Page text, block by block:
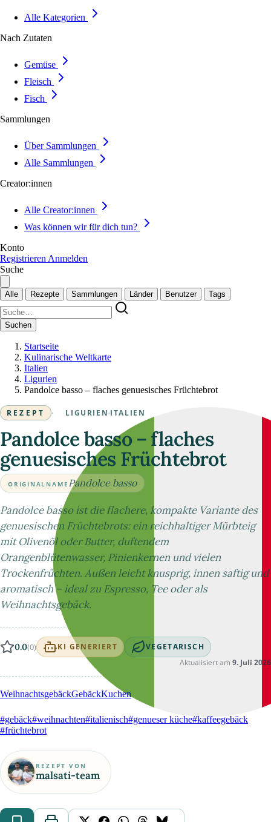
Alle Kategorien
Nach Zutaten
Gemüse
Fleisch
Fisch
Sammlungen
Über Sammlungen
Alle Sammlungen
Creator:innen
Alle Creator:innen
Was können wir für dich tun?
Konto
Registrieren Anmelden
Suche
Alle Rezepte Sammlungen Länder Benutzer Tags
Suchen
Startseite
Kulinarische Weltkarte
Italien
Ligurien
Pandolce basso – flaches genuesisches Früchtebrot
REZEPT · LIGURIEN ·ITALIEN
Pandolce basso – flaches
genuesisches Früchtebrot
ORIGINALNAME Pandolce basso
Pandolce basso ist die flachere, kompakte Variante des
genuesischen Früchtebrots: ein reichhaltiger Mürbteig
mit Olivenöl oder Butter, duftendem
Orangenblütenwasser, Pinienkernen und vielen
Trockenfrüchten. Außen leicht knusprig, innen saftig und
aromatisch – ideal zu Espresso, Tee oder als
Weihnachtsgebäck.
0.0(0) KI GENERIERT VEGETARISCH
Aktualisiert am 9. Juli 2026
WeihnachtsgebäckGebäckKuchen
#gebäck#weihnachten#italienisch#genueser küche#kaffeegebäck
#früchtebrot
REZEPT VON
malsati-team